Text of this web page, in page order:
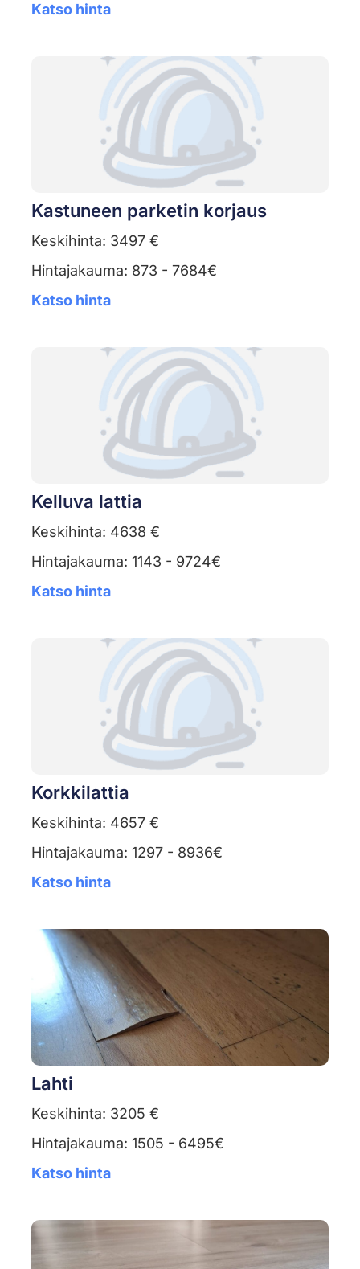
Katso hinta
Kastuneen parketin korjaus
Keskihinta: 3497 €
Hintajakauma: 873 - 7684€
Katso hinta
Kelluva lattia
Keskihinta: 4638 €
Hintajakauma: 1143 - 9724€
Katso hinta
Korkkilattia
Keskihinta: 4657 €
Hintajakauma: 1297 - 8936€
Katso hinta
Lahti
Keskihinta: 3205 €
Hintajakauma: 1505 - 6495€
Katso hinta